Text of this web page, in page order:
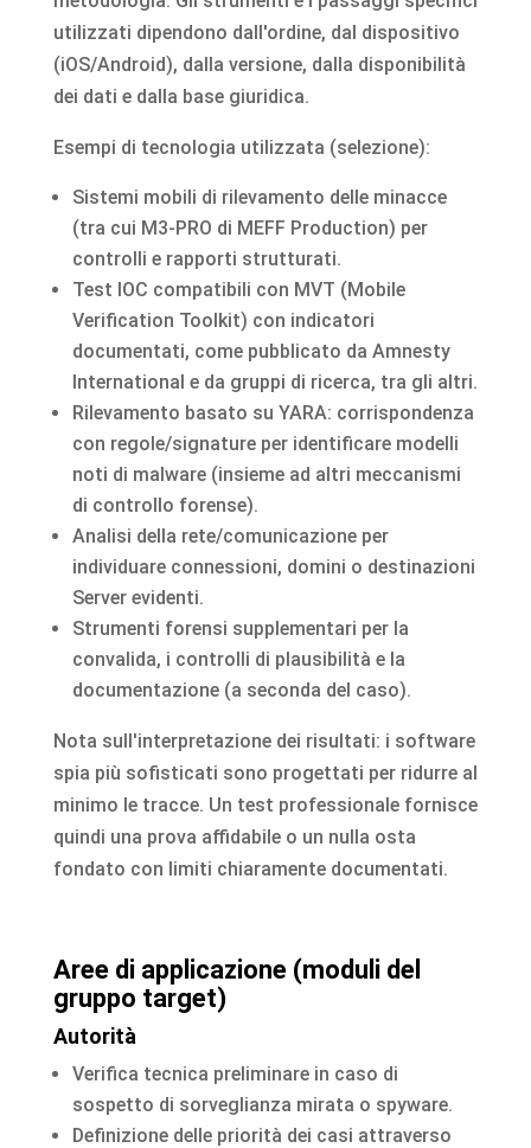
utilizzati dipendono dall'ordine, dal dispositivo
(iOS/Android), dalla versione, dalla disponibilità
dei dati e dalla base giuridica.
Esempi di tecnologia utilizzata (selezione):
Sistemi mobili di rilevamento delle minacce
(tra cui M3-PRO di MEFF Production) per
controlli e rapporti strutturati.
Test IOC compatibili con MVT (Mobile
Verification Toolkit) con indicatori
documentati, come pubblicato da Amnesty
International e da gruppi di ricerca, tra gli altri.
Rilevamento basato su YARA: corrispondenza
con regole/signature per identificare modelli
noti di malware (insieme ad altri meccanismi
di controllo forense).
Analisi della rete/comunicazione per
individuare connessioni, domini o destinazioni
Server evidenti.
Strumenti forensi supplementari per la
convalida, i controlli di plausibilità e la
documentazione (a seconda del caso).
Nota sull'interpretazione dei risultati: i software
spia più sofisticati sono progettati per ridurre al
minimo le tracce. Un test professionale fornisce
quindi una prova affidabile o un nulla osta
fondato con limiti chiaramente documentati.
Aree di applicazione (moduli del
gruppo target)
Autorità
Verifica tecnica preliminare in caso di
sospetto di sorveglianza mirata o spyware.
Definizione delle priorità dei casi attraverso